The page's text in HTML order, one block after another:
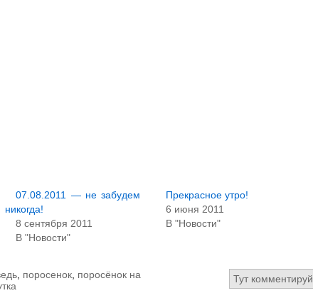
07.08.2011 — не забудем
никогда!
8 сентября 2011
В "Новости"
Прекрасное утро!
6 июня 2011
В "Новости"
поросенок поросёнок на
Тут комментируй